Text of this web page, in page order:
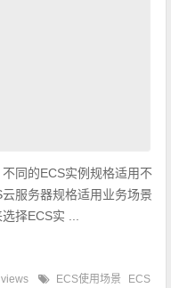
同的ECS实例规格适用不
服务器规格适用业务场景
择ECS实 ...
ECS使用场景
ECS